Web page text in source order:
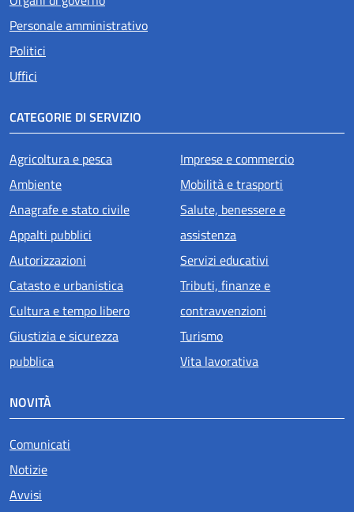
Personale amministrativo
Politici
Uffici
CATEGORIE DI SERVIZIO
Agricoltura e pesca
Ambiente
Anagrafe e stato civile
Appalti pubblici
Autorizzazioni
Catasto e urbanistica
Cultura e tempo libero
Giustizia e sicurezza
pubblica
Imprese e commercio
Mobilità e trasporti
Salute, benessere e
assistenza
Servizi educativi
Tributi, finanze e
contravvenzioni
Turismo
Vita lavorativa
NOVITÀ
Comunicati
Notizie
Avvisi